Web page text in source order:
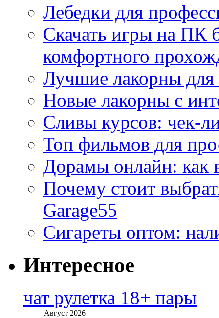
Лебедки для
Скачать игры на ПК
комфортного
Лучшие лакорны для
Новые лакорны с
Сливы курсов: чек-
Топ фильмов для
Дорамы онлайн: как
Почему стоит
Garage55
Сигареты оптом:
Интересное
чат рулетка 18+ пары
Август 2026